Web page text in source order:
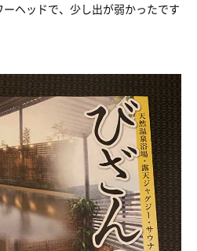
ヘッドで、少し出が弱かったです